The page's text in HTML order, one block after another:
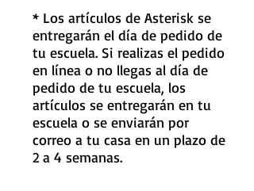
* Los artículos de Asterisk se
entregarán el día de pedido de
tu escuela. Si realizas el pedido
en línea o no llegas al día de
pedido de tu escuela, los
artículos se entregarán en tu
escuela o se enviarán por
correo a tu casa en un plazo de
2 a 4 semanas.